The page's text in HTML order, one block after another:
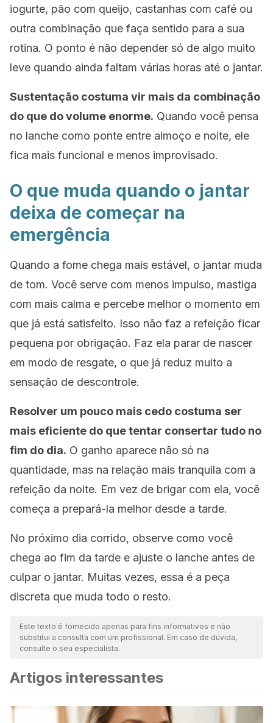
iogurte, pão com queijo, castanhas com café ou
outra combinação que faça sentido para a sua
rotina. O ponto é não depender só de algo muito
leve quando ainda faltam várias horas até o jantar.
Sustentação costuma vir mais da combinação
do que do volume enorme. Quando você pensa
no lanche como ponte entre almoço e noite, ele
fica mais funcional e menos improvisado.
O que muda quando o jantar
deixa de começar na
emergência
Quando a fome chega mais estável, o jantar muda
de tom. Você serve com menos impulso, mastiga
com mais calma e percebe melhor o momento em
que já está satisfeito. Isso não faz a refeição ficar
pequena por obrigação. Faz ela parar de nascer
em modo de resgate, o que já reduz muito a
sensação de descontrole.
Resolver um pouco mais cedo costuma ser
mais eficiente do que tentar consertar tudo no
fim do dia. O ganho aparece não só na
quantidade, mas na relação mais tranquila com a
refeição da noite. Em vez de brigar com ela, você
começa a prepará-la melhor desde a tarde.
No próximo dia corrido, observe como você
chega ao fim da tarde e ajuste o lanche antes de
culpar o jantar. Muitas vezes, essa é a peça
discreta que muda todo o resto.
Este texto é fornecido apenas para fins informativos e não
substitui a consulta com um profissional. Em caso de dúvida,
consulte o seu especialista.
Artigos interessantes